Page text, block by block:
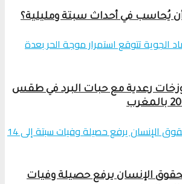
يُحاسب في أحداث سبتة ومليلية؟
رعدية مع حبات البرد في طقس
الإنسان يرفع حصيلة وفيات